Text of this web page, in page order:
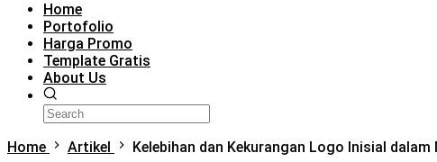
Home
Portofolio
Harga Promo
Template Gratis
About Us
Home Artikel Kelebihan dan Kekurangan Logo Inisial dalam